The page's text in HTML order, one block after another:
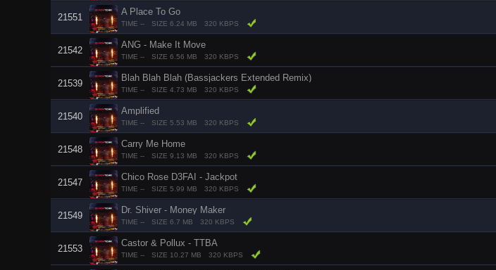
21551
A Place To Go
TIME -- SIZE 6.24 MB 320 KBPS
21542
ANG - Make It Move
TIME -- SIZE 6.56 MB 320 KBPS
21539
Blah Blah Blah (Bassjackers Extended Remix)
TIME -- SIZE 4.73 MB 320 KBPS
21540
Amplified
TIME -- SIZE 5.53 MB 320 KBPS
21548
Carry Me Home
TIME -- SIZE 9.13 MB 320 KBPS
21547
Chico Rose D3FAI - Jackpot
TIME -- SIZE 5.99 MB 320 KBPS
21549
Dr. Shiver - Money Maker
TIME -- SIZE 6.7 MB 320 KBPS
21553
Castor & Pollux - TTBA
TIME -- SIZE 10.27 MB 320 KBPS